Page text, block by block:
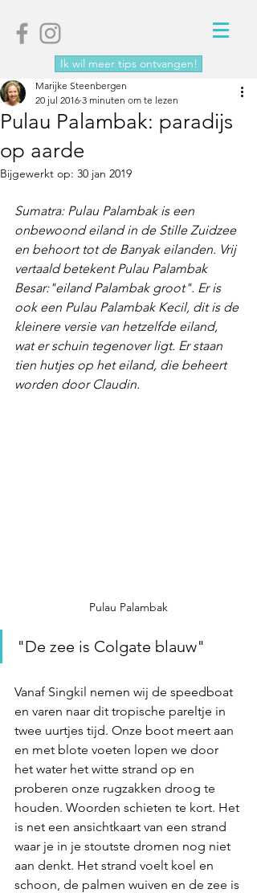
Ik wil meer tips ontvangen!
Pulau Palambak: paradijs
op aarde
Marijke Steenbergen
20 jul 2016 3 minuten om te lezen
Bijgewerkt op: 30 jan 2019
Sumatra: Pulau Palambak is een
onbewoond eiland in de Stille Zuidzee
en behoort tot de Banyak eilanden. Vrij
vertaald betekent Pulau Palambak
Besar:"eiland Palambak groot". Er is
ook een Pulau Palambak Kecil, dit is de
kleinere versie van hetzelfde eiland,
wat er schuin tegenover ligt. Er staan
tien hutjes op het eiland, die beheert
worden door Claudin.
Pulau Palambak
"De zee is Colgate blauw"
Vanaf Singkil nemen wij de speedboat
en varen naar dit tropische pareltje in
twee uurtjes tijd. Onze boot meert aan
en met blote voeten lopen we door
het water het witte strand op en
proberen onze rugzakken droog te
houden. Woorden schieten te kort. Het
is net een ansichtkaart van een strand
waar je in je stoutste dromen nog niet
aan denkt. Het strand voelt koel en
schoon, de palmen wuiven en de zee is